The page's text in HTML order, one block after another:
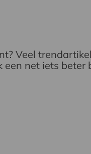
Veel
net iets beter